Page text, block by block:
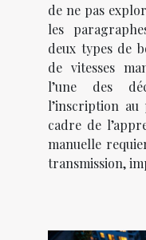
de ne pas
les
deux types de
de vitesses
l’une des
l’inscription
cadre de
manuelle
transmission,